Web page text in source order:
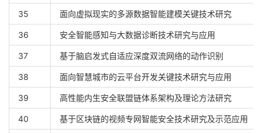
35 面向虚拟现实的多源数据智能建模关键技术研究
36 安全智能感知与大数据诊断技术研究与应用
37 基于脑启发式自适应深度双流网络的动作识别
38 面向智慧城市的云平台开发关键技术研究与应用
39 高性能内生安全联盟链体系架构及理论方法研究
40 基于区块链的视频专网智能安全技术研究及示范应用